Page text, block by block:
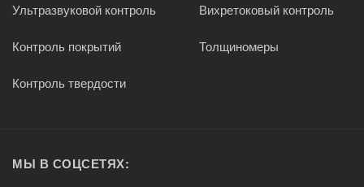
Ультразвуковой контроль Вихретоковый контроль
Контроль покрытий Толщиномеры
Контроль твердости
МЫ В СОЦСЕТЯХ: